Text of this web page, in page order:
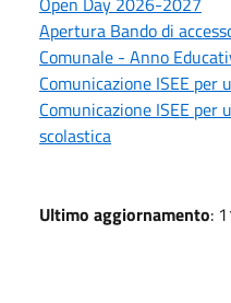
Apertura Bando di
Comunale - Anno
Comunicazione ISEE per
Comunicazione ISEE
scolastica
Ultimo aggiornamento: